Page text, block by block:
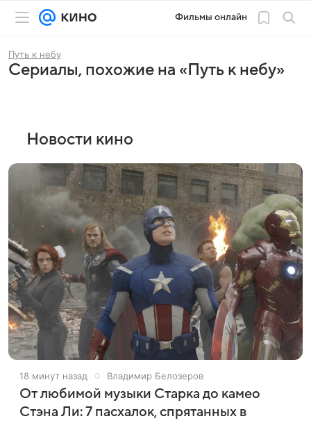
Фильмы онлайн
Путь к небу
Сериалы, похожие на «Путь к небу»
Новости кино
18 минут назад Владимир Белозеров
От любимой музыки Старка до камео
Стэна Ли: 7 пасхалок, спрятанных в